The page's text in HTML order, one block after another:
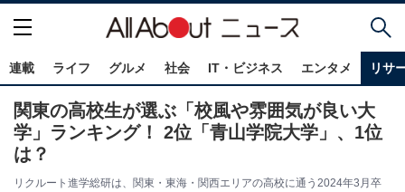
連載 ライフ グルメ 社会 IT・ビジネス エンタメ リサ
関東の高校生が選ぶ「校風や雰囲気が良い大
学」ランキング！ 2位「青山学院大学」、1位
は？
リクルート進学総研は、関東・東海・関西エリアの高校に通う2024年3月卒